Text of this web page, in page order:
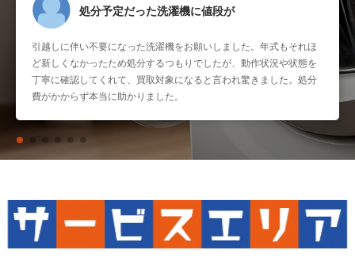
処分予定だった洗濯機に値段が
引越しに伴い不要になった洗濯機をお願いしました。年式もそれほ
ど新しくなかったため処分するつもりでしたが、動作状況や状態を
丁寧に確認してくれて、買取対象になると言われ驚きました。処分
費がかからず本当に助かりました。